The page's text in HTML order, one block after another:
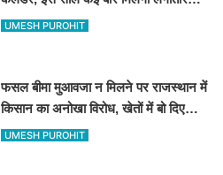
अवकाश, देखें
UMESH PUROHIT
फसल बीमा मुआवजा न मिलने पर राजस्थान में
किसान का अनोखा विरोध, खेतों में बो दिए
500-500 रुपए के नोट, वीडियो वायरल
UMESH PUROHIT